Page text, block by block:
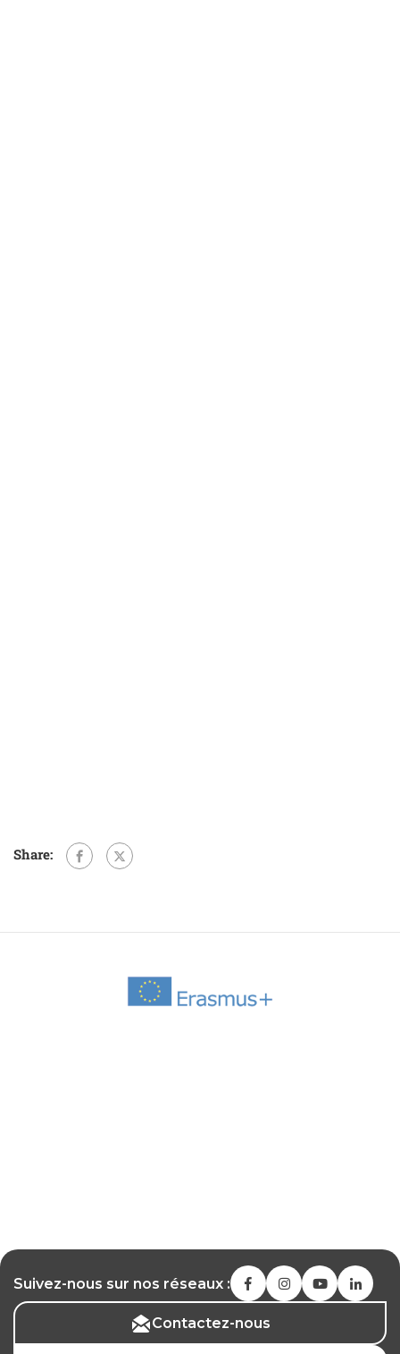
Share:
Suivez-nous sur nos réseaux :
Contactez-nous